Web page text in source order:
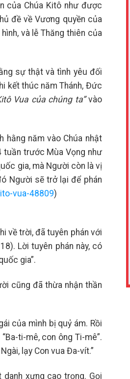
của Chúa Kitô như được
đề về Vương quyền của
và lễ Thăng thiên của
sự thật và tình yêu đối
kết thúc năm Thánh, Đức
Vua của chúng ta”vào
hằng năm vào Chúa nhật
tuần trước Mùa Vọng như
gia, mà Người còn là vị
Người sẽ trở lại để phán
vua-48809)
về trời, đã tuyên phán với
. Lời tuyên phán này, có
gia”.
cũng đã thừa nhận thần
của mình bị quỷ ám. Rồi
ti-mê, con ông Ti-mê”.
lạy Con vua Đa-vít.”
xưng cao trọng. Gọi